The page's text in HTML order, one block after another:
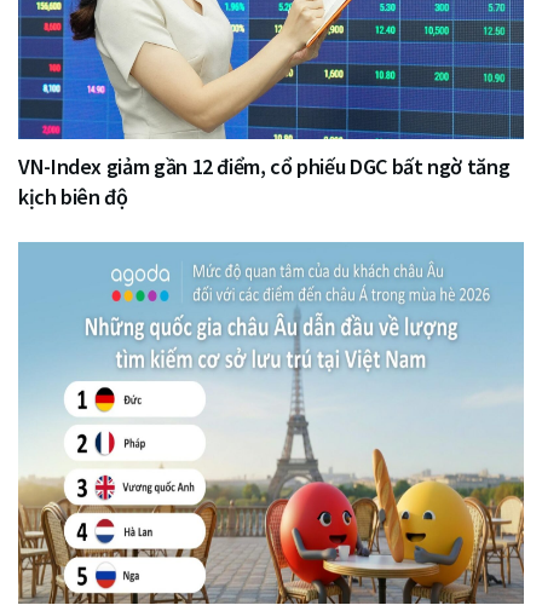
VN-Index giảm gần 12 điểm, cổ phiếu DGC bất ngờ tăng
kịch biên độ